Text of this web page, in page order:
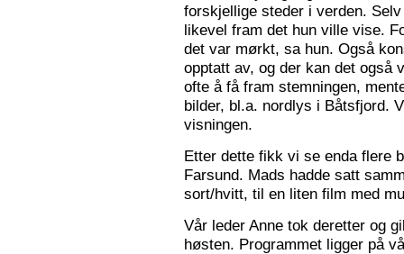
forskjellige steder i verden.
likevel fram det hun ville vise.
det var mørkt, sa hun. Også
opptatt av, og der kan det
ofte å få fram stemningen,
bilder, bl.a. nordlys i Båtsfjord.
visningen.
Etter dette fikk vi se enda flere
Farsund. Mads hadde satt
sort/hvitt, til en liten film med
Vår leder Anne tok deretter og
høsten. Programmet ligger på